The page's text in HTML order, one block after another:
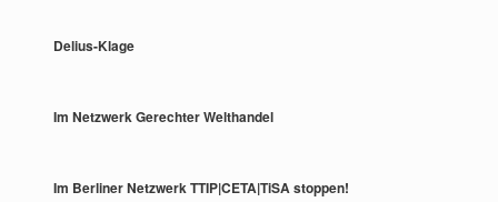
Delius-Klage
Im Netzwerk Gerechter Welthandel
Im Berliner Netzwerk TTIP|CETA|TiSA stoppen!